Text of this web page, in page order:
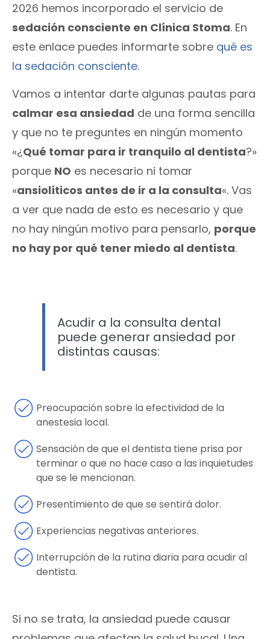
2026 hemos incorporado el servicio de
sedación consciente en Clínica Stoma. En
este enlace puedes informarte sobre qué es
la sedación consciente.
Vamos a intentar darte algunas pautas para
calmar esa ansiedad de una forma sencilla
y que no te preguntes en ningún momento
«¿Qué tomar para ir tranquilo al dentista?»
porque NO es necesario ni tomar
«ansiolíticos antes de ir a la consulta«. Vas
a ver que nada de esto es necesario y que
no hay ningún motivo para pensarlo, porque
no hay por qué tener miedo al dentista.
Acudir a la consulta dental
puede generar ansiedad por
distintas causas:
Preocupación sobre la efectividad de la
anestesia local.
Sensación de que el dentista tiene prisa por
terminar o que no hace caso a las inquietudes
que se le mencionan.
Presentimiento de que se sentirá dolor.
Experiencias negativas anteriores.
Interrupción de la rutina diaria para acudir al
dentista.
Si no se trata, la ansiedad puede causar